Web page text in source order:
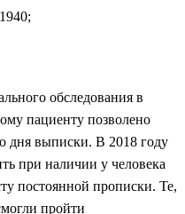
обследования в
пациенту позволено
дня выписки. В 2018 году
при наличии у человека
постоянной прописки. Те,
пройти